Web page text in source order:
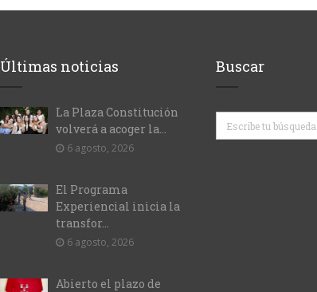
Últimas noticias
La Plaza Constitución
volverá a acoger la...
6 agosto, 2026
El Programa
Experiencial inicia la
transfor...
6 agosto, 2026
Abierto el plazo de
Buscar
Buscar